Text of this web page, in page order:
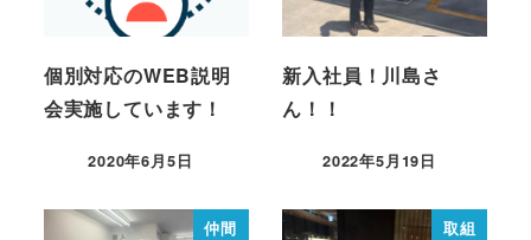
個別対応のWEB説明
会実施しています！
2020年6月5日
新入社員！川島さ
ん！！
2022年5月19日
仲間 取組